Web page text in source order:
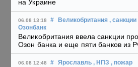
на Украине
06.08 13:18 # Великобритания , санкции
Озонбанк
Великобритания ввела санкции
Озон банка и еще пяти банков из
06.08 12:48 # Ярославль , НПЗ , пожар